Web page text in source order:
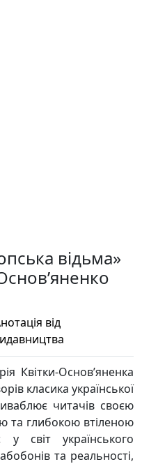
відьма»
від
Квітки-Основ’яненка
класика української
читачів своєю
глибокою втіленою
світ українського
та реальності,